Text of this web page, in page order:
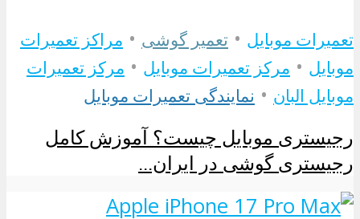
تعمیرات موبایل • تعمیر گوشی • مراکز تعمیرات
موبایل • مرکز تعمیرات موبایل • مرکز تعمیرات
موبایل البان • نمایندگی تعمیرات موبایل
رجیستری موبایل چیست؟ آموزش کامل
رجیستری گوشی در ایران...